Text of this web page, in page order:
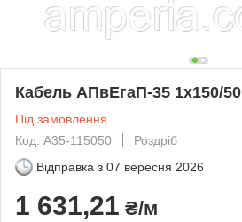
Кабель АПвЕгаП-35 1х150/50
Під замовлення
Код: А35-115050
Роздріб
Відправка з 07 вересня 2026
1 631,21 ₴/м